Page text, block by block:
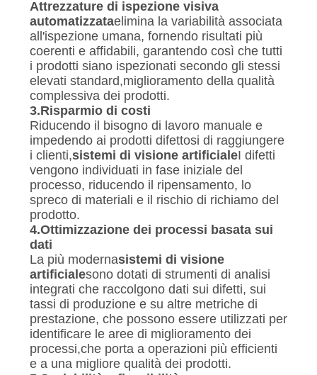
Attrezzature di ispezione visiva
automatizzataelimina la variabilità associata
all'ispezione umana, fornendo risultati più
coerenti e affidabili, garantendo così che tutti
i prodotti siano ispezionati secondo gli stessi
elevati standard,miglioramento della qualità
complessiva dei prodotti.
3.Risparmio di costi
Riducendo il bisogno di lavoro manuale e
impedendo ai prodotti difettosi di raggiungere
i clienti,sistemi di visione artificialeI difetti
vengono individuati in fase iniziale del
processo, riducendo il ripensamento, lo
spreco di materiali e il rischio di richiamo del
prodotto.
4.Ottimizzazione dei processi basata sui
dati
La più modernasistemi di visione
artificialesono dotati di strumenti di analisi
integrati che raccolgono dati sui difetti, sui
tassi di produzione e su altre metriche di
prestazione, che possono essere utilizzati per
identificare le aree di miglioramento dei
processi,che porta a operazioni più efficienti
e a una migliore qualità dei prodotti.